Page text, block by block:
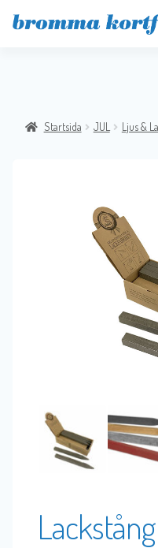
Startsida JUL Ljus &